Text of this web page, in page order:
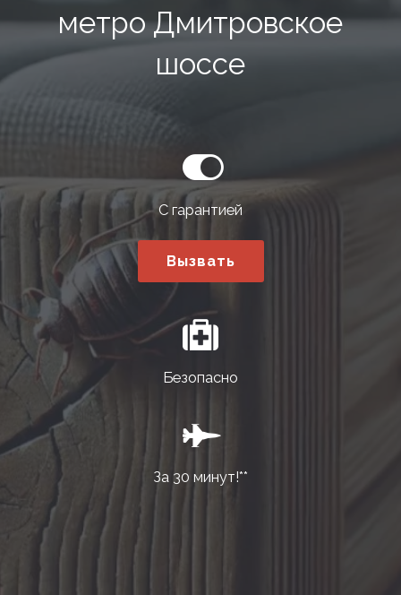
метро Дмитровское
шоссе
С гарантией
Вызвать
Безопасно
За 30 минут!**